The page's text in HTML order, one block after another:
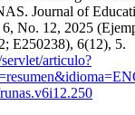
Journal of
No. 12, 2025
E250238), 6(12), 5.
articulo?